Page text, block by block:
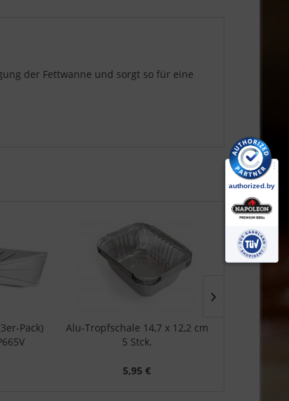
der Fettwanne und sorgt so für eine
Pack)
Alu-Tropfschale 14,7 x 12,2 cm
5 Stck.
5,95 €